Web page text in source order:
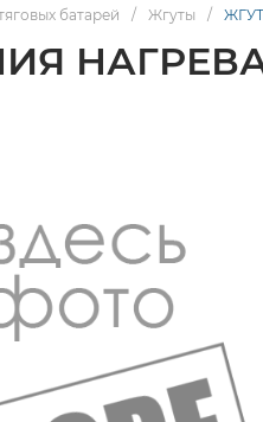
батарей / Жгуты /